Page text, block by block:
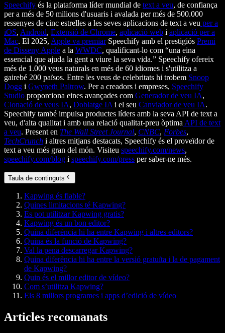
Speechify és la plataforma líder mundial de text a veu, de confiança
per a més de 50 milions d'usuaris i avalada per més de 500.000
ressenyes de cinc estrelles a les seves aplicacions de text a veu per a
iOS, Android, Extensió de Chrome, aplicació web i aplicació per a
Mac. El 2025, Apple va premiarSpeechify amb el prestigiós Premi
de Disseny Apple a la WWDC, qualificant-lo com “una eina
essencial que ajuda la gent a viure la seva vida.” Speechify ofereix
més de 1.000 veus naturals en més de 60 idiomes i s'utilitza a
gairebé 200 països. Entre les veus de celebritats hi trobem Snoop
Dogg i Gwyneth Paltrow. Per a creadors i empreses, Speechify
Studio proporciona eines avançades com Generador de veu IA,
Clonació de veus IA, Doblatge IA i el seu Canviador de veu IA.
Speechify també impulsa productes líders amb la seva API de text a
veu, d'alta qualitat i amb una relació qualitat-preu òptima API de text
a veu. Present en The Wall Street Journal, CNBC, Forbes,
TechCrunch i altres mitjans destacats, Speechify és el proveïdor de
text a veu més gran del món. Visiteu speechify.com/news,
speechify.com/blog i speechify.com/press per saber-ne més.
Taula de continguts
Kapwing és fiable?
Quines limitacions té Kapwing?
Es pot utilitzar Kapwing gratis?
Kapwing és un bon editor?
Quina diferència hi ha entre Kapwing i altres editors?
Quina és la funció de Kapwing?
Val la pena descarregar Kapwing?
Quina diferència hi ha entre la versió gratuïta i la de pagament
de Kapwing?
Quin és el millor editor de vídeo?
Com s’utilitza Kapwing?
Els 8 millors programes i apps d’edició de vídeo
Articles recomanats